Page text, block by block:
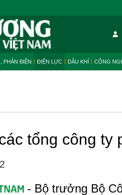
PHẢN BIỆN ĐIỆN LỰC DẦU KHÍ CÔNG
tổng công ty
- Bộ trưởng Bộ